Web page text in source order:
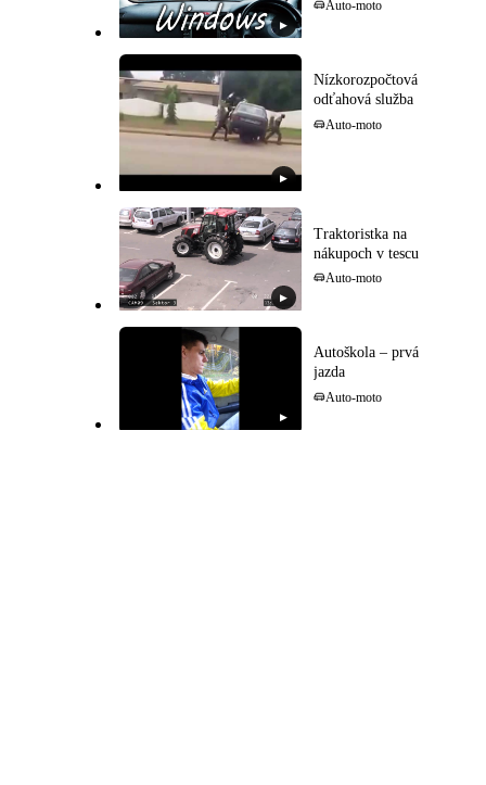
▶
Auto-moto
▶
Nízkorozpočtová
odťahová služba
Auto-moto
▶
Traktoristka na
nákupoch v tescu
Auto-moto
▶
Autoškola – prvá
jazda
Auto-moto